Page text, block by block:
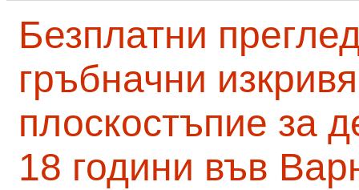
Безплатни
гръбначни
плоскостъпие за
18 години във